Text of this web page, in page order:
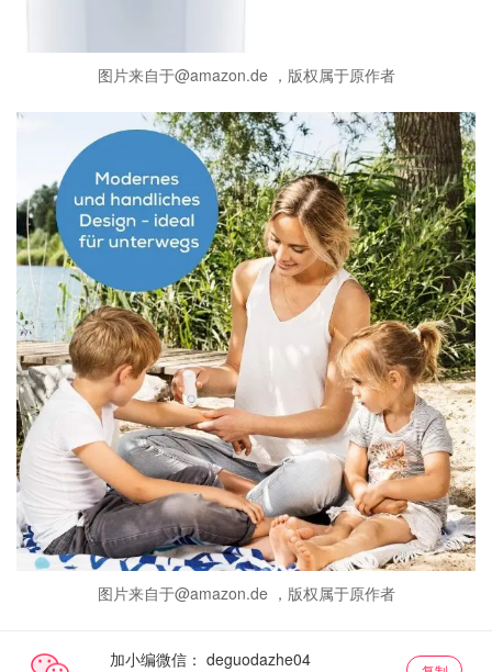
图片来自于@amazon.de ，版权属于原作者
图片来自于@amazon.de ，版权属于原作者
加小编微信：